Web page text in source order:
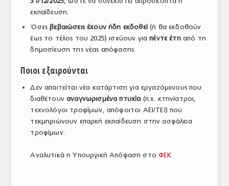
εκπαίδευση.
Όσεςβεβαιώσεις έχουν ήδη εκδοθεί(ή θα εκδοθούν
έως το τέλος του 2025) ισχύουν γιαπέντε έτηαπό τη
δημοσίευση της νέας απόφασης.
Ποιοι εξαιρούνται
Δεν απαιτείται νέα κατάρτιση για εργαζόμενους που
διαθέτουναναγνωρισμένα πτυχία (π.χ. κτηνίατροι,
τεχνολόγοι τροφίμων, απόφοιτοι ΑΕΙ/ΤΕΙ) που
τεκμηριώνουν επαρκή εκπαίδευση στην ασφάλεια
τροφίμων.
Αναλυτικά η Υπουργική Απόφαση στοΦΕΚ